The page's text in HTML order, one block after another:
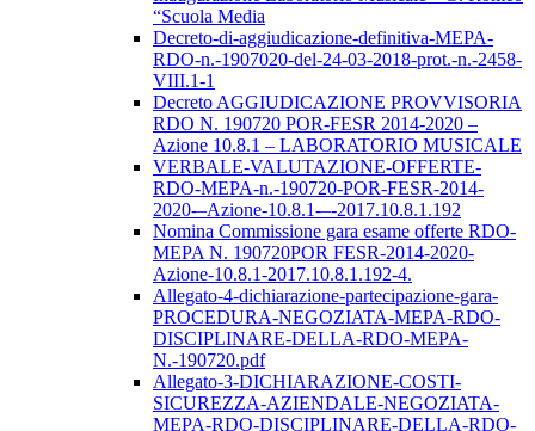
“Scuola Media
Decreto-di-aggiudicazione-definitiva-MEPA-
RDO-n.-1907020-del-24-03-2018-prot.-n.-2458-
VIII.1-1
Decreto AGGIUDICAZIONE PROVVISORIA
RDO N. 190720 POR-FESR 2014-2020 –
Azione 10.8.1 – LABORATORIO MUSICALE
VERBALE-VALUTAZIONE-OFFERTE-
RDO-MEPA-n.-190720-POR-FESR-2014-
2020-–Azione-10.8.1-–-2017.10.8.1.192
Nomina Commissione gara esame offerte RDO-
MEPA N. 190720POR FESR-2014-2020-
Azione-10.8.1-2017.10.8.1.192-4.
Allegato-4-dichiarazione-partecipazione-gara-
PROCEDURA-NEGOZIATA-MEPA-RDO-
DISCIPLINARE-DELLA-RDO-MEPA-
N.-190720.pdf
Allegato-3-DICHIARAZIONE-COSTI-
SICUREZZA-AZIENDALE-NEGOZIATA-
MEPA-RDO-DISCIPLINARE-DELLA-RDO-